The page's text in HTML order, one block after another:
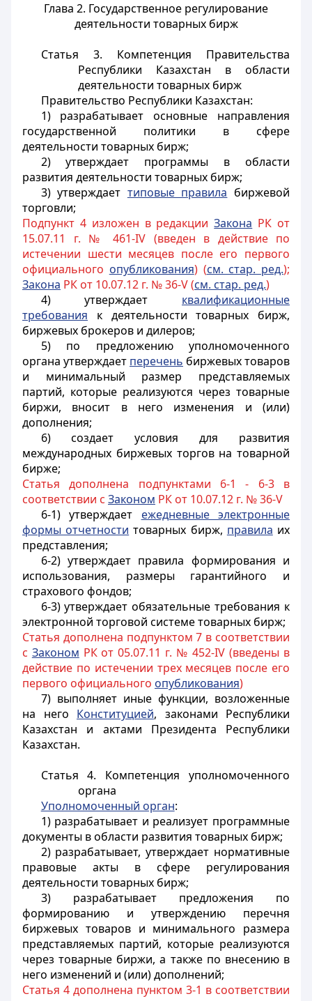
Глава 2. Государственное регулирование
деятельности товарных бирж
Статья 3. Компетенция Правительства
Республики Казахстан в области
деятельности товарных бирж
Правительство Республики Казахстан:
1) разрабатывает основные направления
государственной политики в сфере
деятельности товарных бирж;
2) утверждает программы в области
развития деятельности товарных бирж;
3) утверждает типовые правила биржевой
торговли;
Подпункт 4 изложен в редакцииЗакона РК от
15.07.11 г. № 461-IV (введен в действие по
истечении шести месяцев после его первого
официального опубликования) (см. стар. ред.);
Закона РК от 10.07.12 г. № 36-V (см. стар. ред.)
4) утверждает квалификационные
требования к деятельности товарных бирж,
биржевых брокеров и дилеров;
5) по предложению уполномоченного
органа утверждает перечень биржевых товаров
и минимальный размер представляемых
партий, которые реализуются через товарные
биржи, вносит в него изменения и (или)
дополнения;
6) создает условия для развития
международных биржевых торгов на товарной
бирже;
Статья дополнена подпунктами 6-1 - 6-3 в
соответствии с Законом РК от 10.07.12 г. № 36-V
6-1) утверждает ежедневные электронные
формы отчетности товарных бирж, правила их
представления;
6-2) утверждает правила формирования и
использования, размеры гарантийного и
страхового фондов;
6-3) утверждает обязательные требования к
электронной торговой системе товарных бирж;
Статья дополнена подпунктом 7 в соответствии
с Законом РК от 05.07.11 г. № 452-IV (введены в
действие по истечении трех месяцев после его
первого официального опубликования)
7) выполняет иные функции, возложенные
на него Конституцией, законами Республики
Казахстан и актами Президента Республики
Казахстан.
Статья 4. Компетенция уполномоченного
органа
Уполномоченный орган:
1) разрабатывает и реализует программные
документы в области развития товарных бирж;
2) разрабатывает, утверждает нормативные
правовые акты в сфере регулирования
деятельности товарных бирж;
3) разрабатывает предложения по
формированию и утверждению перечня
биржевых товаров и минимального размера
представляемых партий, которые реализуются
через товарные биржи, а также по внесению в
него изменений и (или) дополнений;
Статья 4 дополнена пунктом 3-1 в соответствии